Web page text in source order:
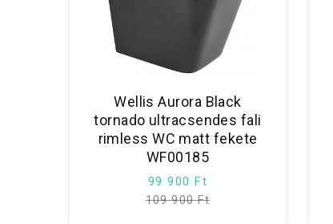
Wellis Aurora Black
tornado ultracsendes fali
rimless WC matt fekete
WF00185
99 900 Ft
109 900 Ft